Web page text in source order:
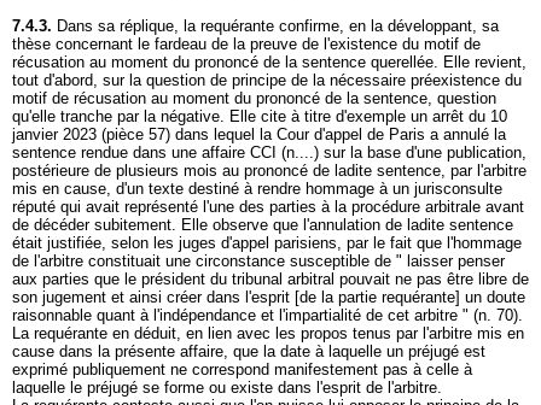
7.4.3. Dans sa réplique, la requérante confirme, en la développant, sa
thèse concernant le fardeau de la preuve de l'existence du motif de
récusation au moment du prononcé de la sentence querellée. Elle revient,
tout d'abord, sur la question de principe de la nécessaire préexistence du
motif de récusation au moment du prononcé de la sentence, question
qu'elle tranche par la négative. Elle cite à titre d'exemple un arrêt du 10
janvier 2023 (pièce 57) dans lequel la Cour d'appel de Paris a annulé la
sentence rendue dans une affaire CCI (n....) sur la base d'une publication,
postérieure de plusieurs mois au prononcé de ladite sentence, par l'arbitre
mis en cause, d'un texte destiné à rendre hommage à un jurisconsulte
réputé qui avait représenté l'une des parties à la procédure arbitrale avant
de décéder subitement. Elle observe que l'annulation de ladite sentence
était justifiée, selon les juges d'appel parisiens, par le fait que l'hommage
de l'arbitre constituait une circonstance susceptible de " laisser penser
aux parties que le président du tribunal arbitral pouvait ne pas être libre de
son jugement et ainsi créer dans l'esprit [de la partie requérante] un doute
raisonnable quant à l'indépendance et l'impartialité de cet arbitre " (n. 70).
La requérante en déduit, en lien avec les propos tenus par l'arbitre mis en
cause dans la présente affaire, que la date à laquelle un préjugé est
exprimé publiquement ne correspond manifestement pas à celle à
laquelle le préjugé se forme ou existe dans l'esprit de l'arbitre.